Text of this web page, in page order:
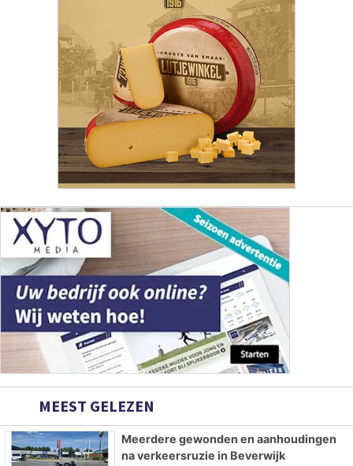
MEEST GELEZEN
Meerdere gewonden en aanhoudingen
na verkeersruzie in Beverwijk